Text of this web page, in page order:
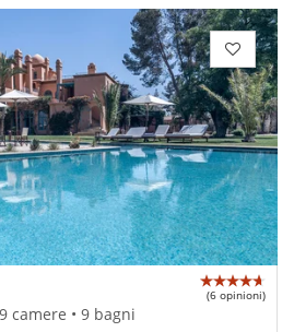
(6 opinioni)
camere • 9 bagni